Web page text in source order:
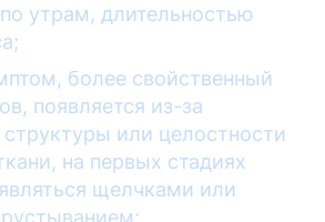
утрам, длительностью
более свойственный
появляется из-за
или целостности
на первых стадиях
щелчками или